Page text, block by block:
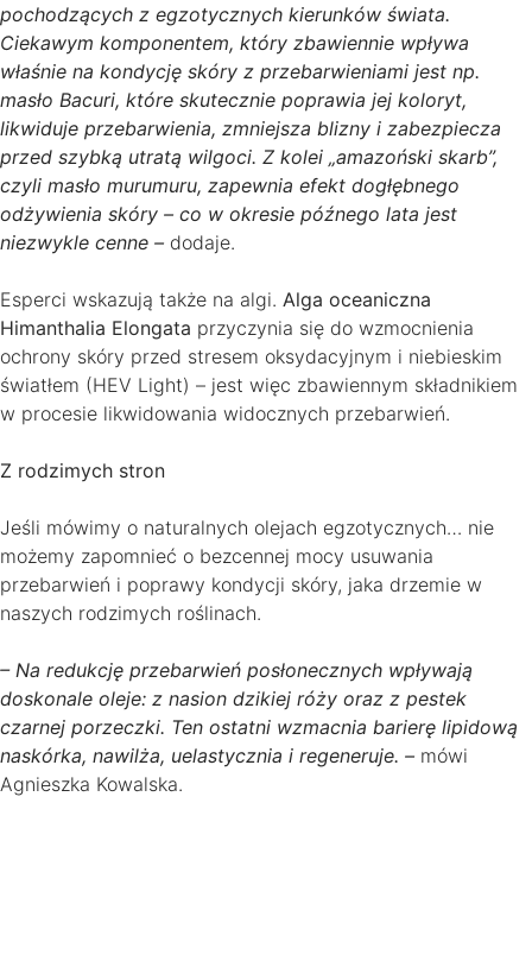
pochodzących z egzotycznych kierunków świata.
Ciekawym komponentem, który zbawiennie wpływa
właśnie na kondycję skóry z przebarwieniami jest np.
masło Bacuri, które skutecznie poprawia jej koloryt,
likwiduje przebarwienia, zmniejsza blizny i zabezpiecza
przed szybką utratą wilgoci. Z kolei „amazoński skarb”,
czyli masło murumuru, zapewnia efekt dogłębnego
odżywienia skóry – co w okresie późnego lata jest
niezwykle cenne – dodaje.
Esperci wskazują także na algi. Alga oceaniczna
Himanthalia Elongata przyczynia się do wzmocnienia
ochrony skóry przed stresem oksydacyjnym i niebieskim
światłem (HEV Light) – jest więc zbawiennym składnikiem
w procesie likwidowania widocznych przebarwień.
Z rodzimych stron
Jeśli mówimy o naturalnych olejach egzotycznych… nie
możemy zapomnieć o bezcennej mocy usuwania
przebarwień i poprawy kondycji skóry, jaka drzemie w
naszych rodzimych roślinach.
– Na redukcję przebarwień posłonecznych wpływają
doskonale oleje: z nasion dzikiej róży oraz z pestek
czarnej porzeczki. Ten ostatni wzmacnia barierę lipidową
naskórka, nawilża, uelastycznia i regeneruje. – mówi
Agnieszka Kowalska.